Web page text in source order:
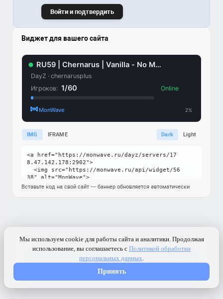
Войти и подтвердить
Виджет для вашего сайта
IMG IFRAME Dark Light
Вставьте код на свой сайт — баннер обновляется автоматически